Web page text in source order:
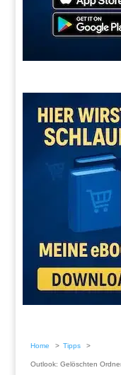
Home Tipps
Outlook: Gelöschten